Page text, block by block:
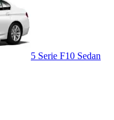
5 Serie F10 Sedan